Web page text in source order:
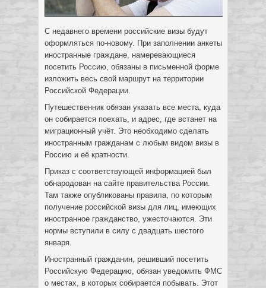
С недавнего времени российские визы будут
оформляться по-новому. При заполнении анкеты
иностранные граждане, намеревающиеся
посетить Россию, обязаны в письменной форме
изложить весь свой маршрут на территории
Российской Федерации.
Путешественник обязан указать все места, куда
он собирается поехать, и адрес, где встанет на
миграционный учёт. Это необходимо сделать
иностранным гражданам с любым видом визы в
Россию и её кратности.
Приказ с соответствующей информацией был
обнародован на сайте правительства России.
Там также опубликованы правила, по которым
получение российской визы для лиц, имеющих
иностранное гражданство, ужесточаются. Эти
нормы вступили в силу с двадцать шестого
января.
Иностранный гражданин, решивший посетить
Российскую Федерацию, обязан уведомить ФМС
о местах, в которых собирается побывать. Этот